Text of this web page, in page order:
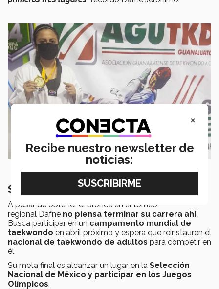
Su meta: los Olímpicos
A pesar de obtener el bronce en el torneo
regional Dafne no piensa terminar su carrera ahí.
Busca participar en un campamento mundial de
taekwondo en abril próximo y espera que reinstauren el
nacional de taekwondo de adultos para competir en
él.
Su meta final es alcanzar un lugar en la Selección
Nacional de México y participar en los Juegos
Olímpicos.
×
Recibe nuestro newsletter de
noticias: